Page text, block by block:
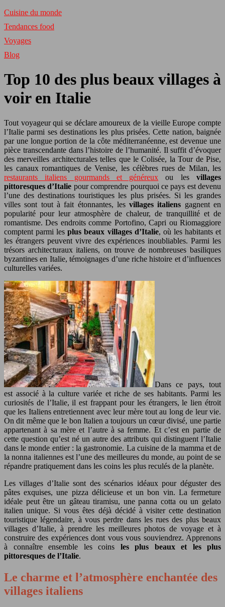
Cuisine du monde
Tendances food
Voyages
Blog
Top 10 des plus beaux villages à
voir en Italie
Tout voyageur qui se déclare amoureux de la vieille Europe compte
l’Italie parmi ses destinations les plus prisées. Cette nation, baignée
par une longue portion de la côte méditerranéenne, est devenue une
pièce transcendante dans l’histoire de l’humanité. Il suffit d’évoquer
des merveilles architecturales telles que le Colisée, la Tour de Pise,
les canaux romantiques de Venise, les célèbres rues de Milan, les
restaurants italiens gourmands et généreux ou lesvillages
pittoresques d’Italie pour comprendre pourquoi ce pays est devenu
l’une des destinations touristiques les plus prisées. Si les grandes
villes sont tout à fait étonnantes, lesvillages italiens gagnent en
popularité pour leur atmosphère de chaleur, de tranquillité et de
romantisme. Des endroits comme Portofino, Capri ou Riomaggiore
comptent parmi les plus beaux villages d’Italie, où les habitants et
les étrangers peuvent vivre des expériences inoubliables. Parmi les
trésors architecturaux italiens, on trouve de nombreuses basiliques
byzantines en Italie, témoignages d’une riche histoire et d’influences
culturelles variées.
Dans ce pays, tout
est associé à la culture variée et riche de ses habitants. Parmi les
curiosités de l’Italie, il est frappant pour les étrangers, le lien étroit
que les Italiens entretiennent avec leur mère tout au long de leur vie.
On dit même que le bon Italien a toujours un cœur divisé, une partie
appartenant à sa mère et l’autre à sa femme. Et c’est en partie de
cette question qu’est né un autre des attributs qui distinguent l’Italie
dans le monde entier : la gastronomie. La cuisine de la mamma et de
la nonna italiennes est l’une des meilleures du monde, au point de se
répandre pratiquement dans les coins les plus reculés de la planète.
Les villages d’Italie sont des scénarios idéaux pour déguster des
pâtes exquises, une pizza délicieuse et un bon vin. La fermeture
idéale peut être un gâteau tiramisu, une panna cotta ou un gelato
italien unique. Si vous êtes déjà décidé à visiter cette destination
touristique légendaire, à vous perdre dans les rues des plus beaux
villages d’Italie, à prendre les meilleures photos de voyage et à
construire des expériences dont vous vous souviendrez. Apprenons
à connaître ensemble les coins les plus beaux et les plus
pittoresques de l’Italie.
Le charme et l’atmosphère enchantée des
villages italiens